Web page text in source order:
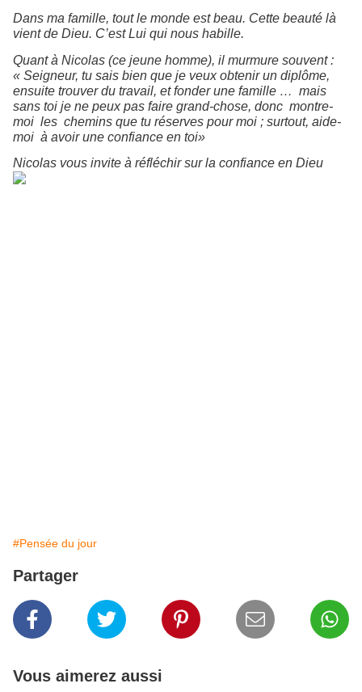
Dans ma famille, tout le monde est beau. Cette beauté là
vient de Dieu. C’est Lui qui nous habille.
Quant à Nicolas (ce jeune homme), il murmure souvent :
« Seigneur, tu sais bien que je veux obtenir un diplôme,
ensuite trouver du travail, et fonder une famille … mais
sans toi je ne peux pas faire grand-chose, donc montre-
moi les chemins que tu réserves pour moi ; surtout, aide-
moi à avoir une confiance en toi»
Nicolas vous invite à réfléchir sur la confiance en Dieu
#Pensée du jour
Partager
Vous aimerez aussi